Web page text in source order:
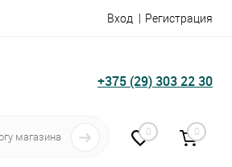
Вход Регистрация
+375 (29) 303 22 30
0 0